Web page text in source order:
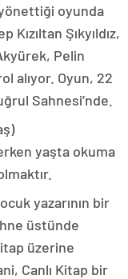
yönettiği oyunda
Şıkyıldız,
Pelin
alıyor. Oyun, 22
Sahnesi’nde.
yaşta okuma
yazarının bir
üstünde
üzerine
Canlı Kitap bir